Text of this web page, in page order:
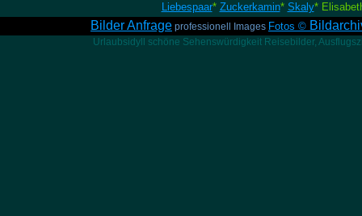
Liebespaar* Zuckerkamin* Skaly*
Bilder Anfrage professionell Images Fotos ©
Urlaubsidyll schöne Sehenswürdigkeit Reisebilder,